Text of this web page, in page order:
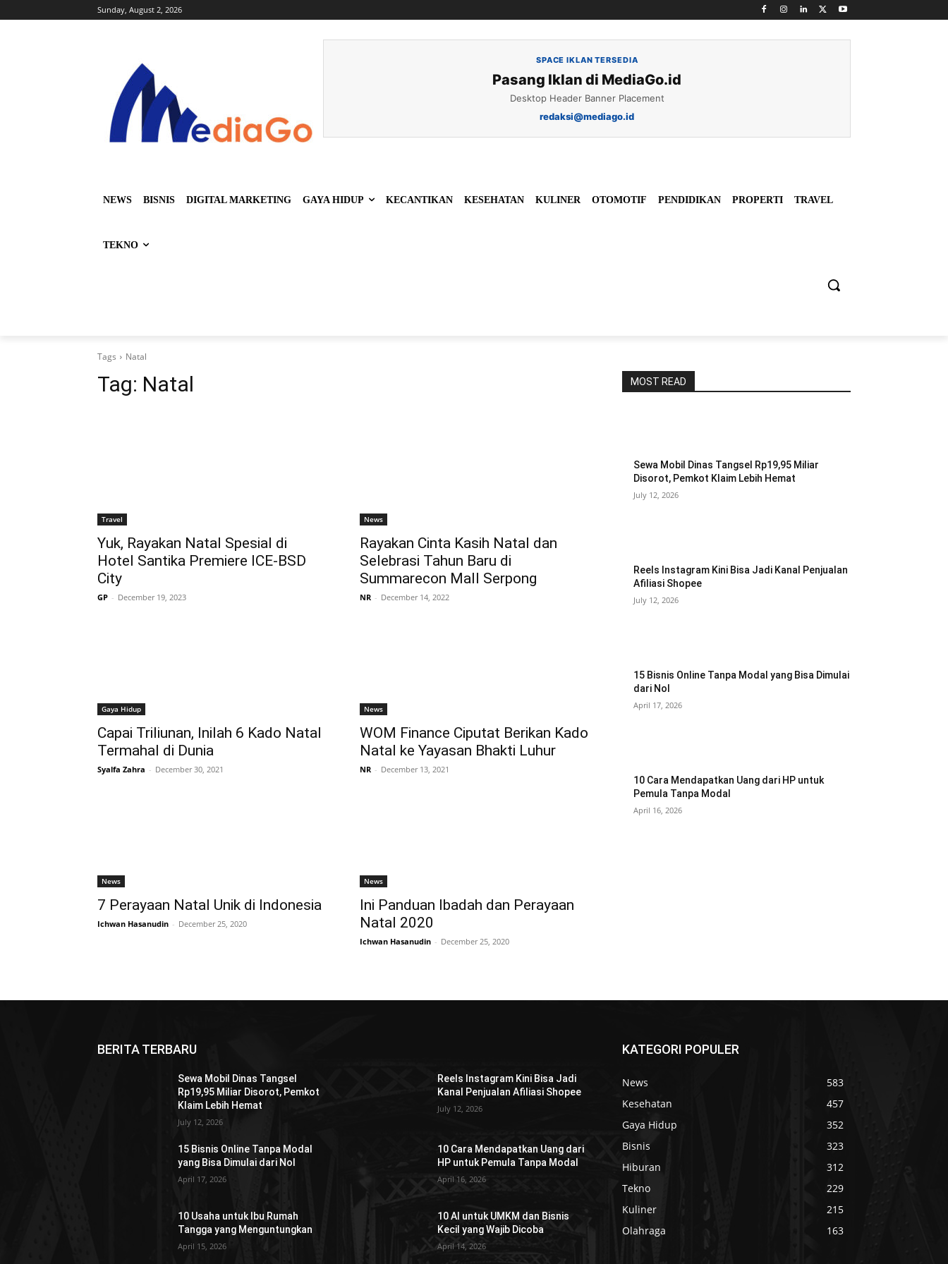
Sunday, August 2, 2026
SPACE IKLAN TERSEDIA
Pasang Iklan di MediaGo.id
Desktop Header Banner Placement
redaksi@mediago.id
NEWS BISNIS DIGITAL MARKETING GAYA HIDUP KECANTIKAN KESEHATAN KULINER OTOMOTIF PENDIDIKAN PROPERTI TRAVEL
TEKNO
Tags Natal
Tag: Natal
Travel
Yuk, Rayakan Natal Spesial di
Hotel Santika Premiere ICE-BSD
City
GP - December 19, 2023
News
Rayakan Cinta Kasih Natal dan
Selebrasi Tahun Baru di
Summarecon Mall Serpong
NR - December 14, 2022
Gaya Hidup
Capai Triliunan, Inilah 6 Kado Natal
Termahal di Dunia
Syalfa Zahra - December 30, 2021
News
WOM Finance Ciputat Berikan Kado
Natal ke Yayasan Bhakti Luhur
NR - December 13, 2021
News
7 Perayaan Natal Unik di Indonesia
Ichwan Hasanudin - December 25, 2020
News
Ini Panduan Ibadah dan Perayaan
Natal 2020
Ichwan Hasanudin - December 25, 2020
MOST READ
Sewa Mobil Dinas Tangsel Rp19,95 Miliar
Disorot, Pemkot Klaim Lebih Hemat
July 12, 2026
Reels Instagram Kini Bisa Jadi Kanal Penjualan
Afiliasi Shopee
July 12, 2026
15 Bisnis Online Tanpa Modal yang Bisa Dimulai
dari Nol
April 17, 2026
10 Cara Mendapatkan Uang dari HP untuk
Pemula Tanpa Modal
April 16, 2026
BERITA TERBARU
Sewa Mobil Dinas Tangsel
Rp19,95 Miliar Disorot, Pemkot
Klaim Lebih Hemat
July 12, 2026
Reels Instagram Kini Bisa Jadi
Kanal Penjualan Afiliasi Shopee
July 12, 2026
15 Bisnis Online Tanpa Modal
yang Bisa Dimulai dari Nol
April 17, 2026
10 Cara Mendapatkan Uang dari
HP untuk Pemula Tanpa Modal
April 16, 2026
10 Usaha untuk Ibu Rumah
Tangga yang Menguntungkan
April 15, 2026
10 AI untuk UMKM dan Bisnis
Kecil yang Wajib Dicoba
April 14, 2026
KATEGORI POPULER
News
583
Kesehatan
457
Gaya Hidup
352
Bisnis
323
Hiburan
312
Tekno
229
Kuliner
215
Olahraga
163